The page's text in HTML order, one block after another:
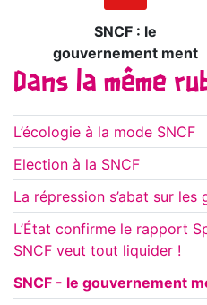
SNCF : le
gouvernement ment
Dans la même
L’écologie à la mode SNCF
Election à la SNCF
La répression s’abat sur les
L’État confirme le rapport
SNCF veut tout liquider !
SNCF - le gouvernement